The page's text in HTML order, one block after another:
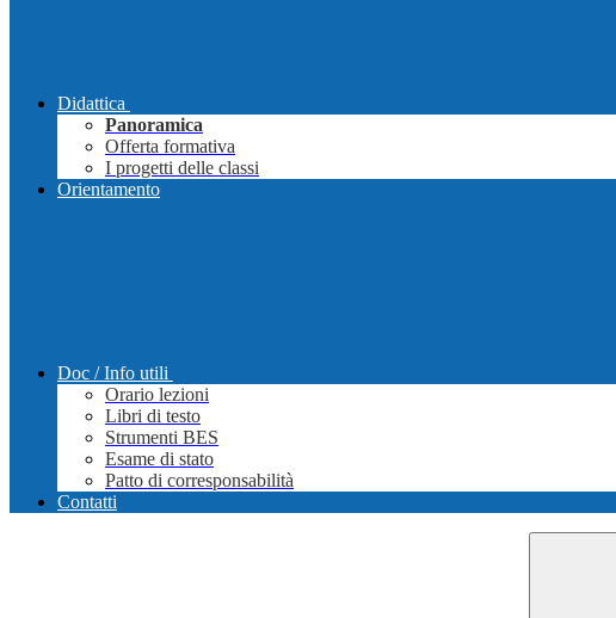
Didattica
Panoramica
Offerta formativa
I progetti delle classi
Orientamento
Doc / Info utili
Orario lezioni
Libri di testo
Strumenti BES
Esame di stato
Patto di corresponsabilità
Contatti